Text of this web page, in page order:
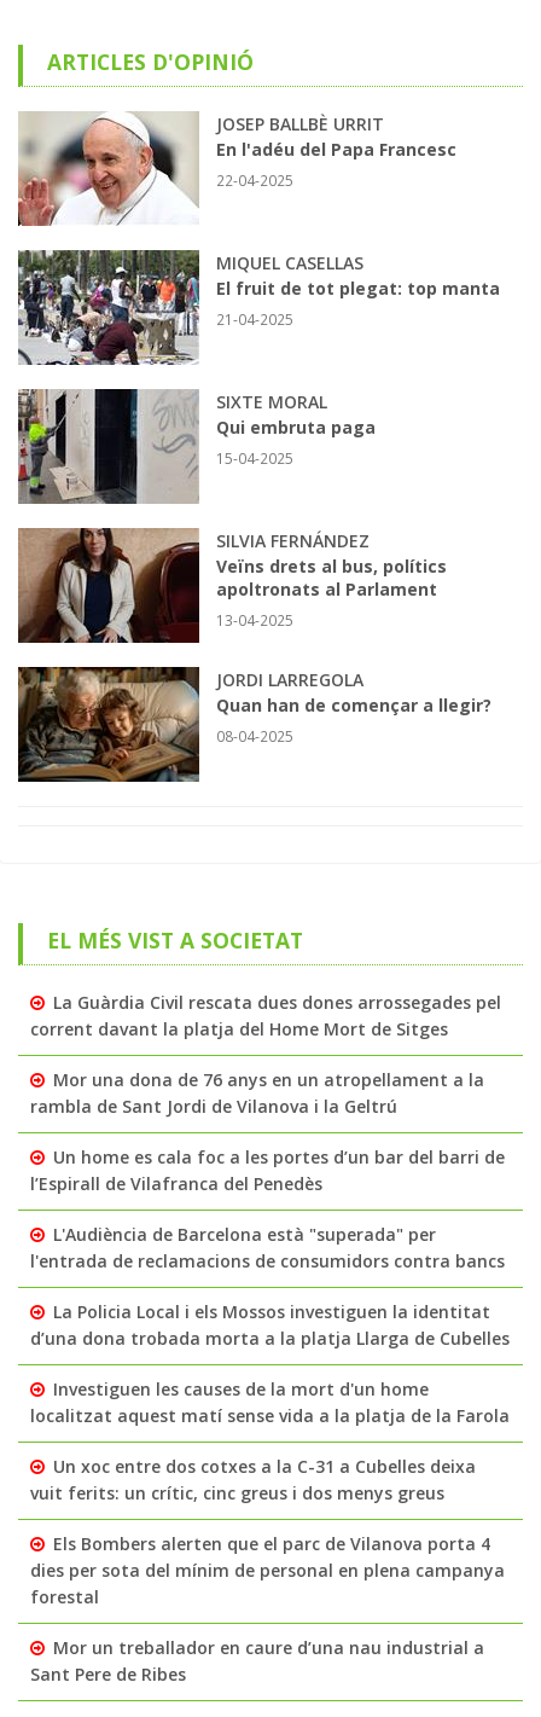
ARTICLES D'OPINIÓ
JOSEP BALLBÈ URRIT
En l'adéu del Papa Francesc
22-04-2025
MIQUEL CASELLAS
El fruit de tot plegat: top manta
21-04-2025
SIXTE MORAL
Qui embruta paga
15-04-2025
SILVIA FERNÁNDEZ
Veïns drets al bus, polítics
apoltronats al Parlament
13-04-2025
JORDI LARREGOLA
Quan han de començar a llegir?
08-04-2025
EL MÉS VIST A SOCIETAT
La Guàrdia Civil rescata dues dones arrossegades pel
corrent davant la platja del Home Mort de Sitges
Mor una dona de 76 anys en un atropellament a la
rambla de Sant Jordi de Vilanova i la Geltrú
Un home es cala foc a les portes d’un bar del barri de
l’Espirall de Vilafranca del Penedès
L'Audiència de Barcelona està "superada" per
l'entrada de reclamacions de consumidors contra bancs
La Policia Local i els Mossos investiguen la identitat
d’una dona trobada morta a la platja Llarga de Cubelles
Investiguen les causes de la mort d'un home
localitzat aquest matí sense vida a la platja de la Farola
Un xoc entre dos cotxes a la C-31 a Cubelles deixa
vuit ferits: un crític, cinc greus i dos menys greus
Els Bombers alerten que el parc de Vilanova porta 4
dies per sota del mínim de personal en plena campanya
forestal
Mor un treballador en caure d’una nau industrial a
Sant Pere de Ribes